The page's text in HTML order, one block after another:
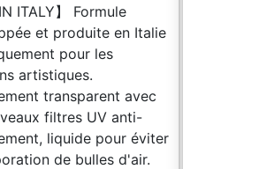
ITALY】 Formule
et produite en Italie
pour les
artistiques.
transparent avec
filtres UV anti-
liquide pour éviter
de bulles d'air.